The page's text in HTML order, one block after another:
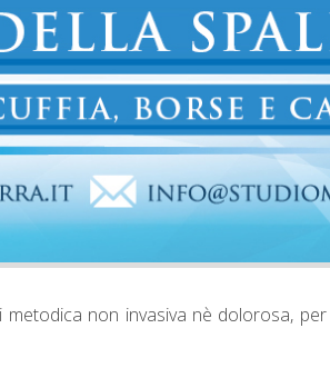
metodica non invasiva nè dolorosa,